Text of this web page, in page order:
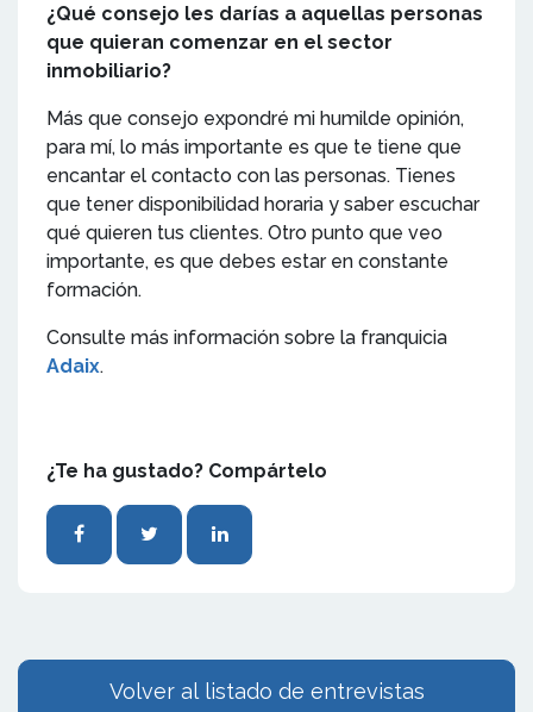
¿Qué consejo les darías a aquellas personas
que quieran comenzar en el sector
inmobiliario?
Más que consejo expondré mi humilde opinión,
para mí, lo más importante es que te tiene que
encantar el contacto con las personas. Tienes
que tener disponibilidad horaria y saber escuchar
qué quieren tus clientes. Otro punto que veo
importante, es que debes estar en constante
formación.
Consulte más información sobre la franquicia
Adaix.
¿Te ha gustado? Compártelo
Volver al listado de entrevistas